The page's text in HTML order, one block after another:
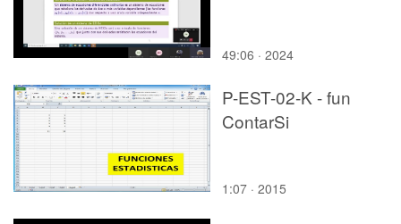
49:06 · 2024
P-EST-02-K - fun
ContarSi
1:07 · 2015